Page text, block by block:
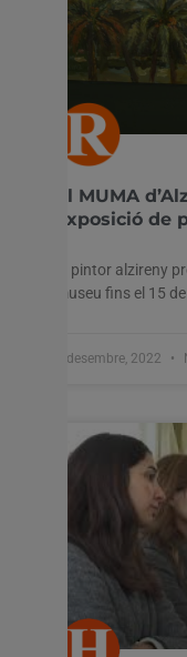
El MUMA
exposició de
El pintor alzireny
museu fins el 15
2 desembre, 2022